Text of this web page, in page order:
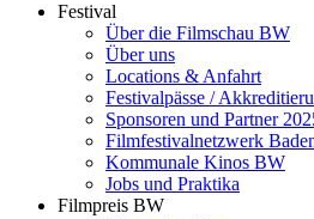
Festival
Über die Filmschau BW
Über uns
Locations & Anfahrt
Festivalpässe /
Sponsoren und Partner
Filmfestivalnetzwerk
Kommunale Kinos BW
Jobs und Praktika
Filmpreis BW